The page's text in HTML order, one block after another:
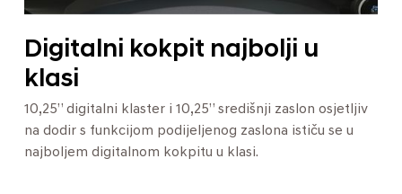
Digitalni kokpit najbolji u
klasi
10,25” digitalni klaster i 10,25” središnji zaslon osjetljiv
na dodir s funkcijom podijeljenog zaslona ističu se u
najboljem digitalnom kokpitu u klasi.